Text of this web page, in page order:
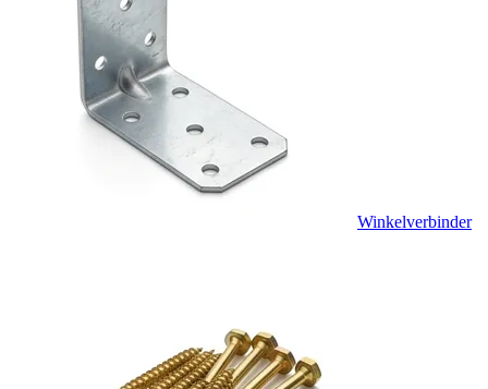
Winkelverbinder